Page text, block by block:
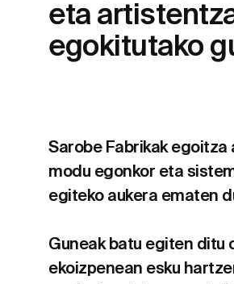
eta
egokitutako
Sarobe Fabrikak egoitza
modu egonkor eta
egiteko aukera ematen
Guneak batu egiten ditu
ekoizpenean esku